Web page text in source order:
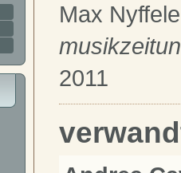
Max
2011